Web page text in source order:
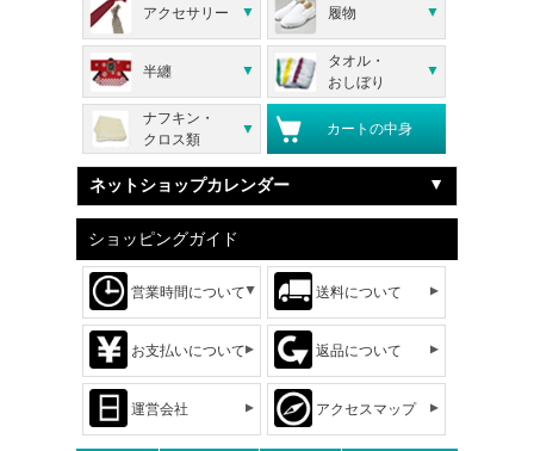
アクセサリー 履物
半纏
タオル・
おしぼり
ナフキン・
クロス類
カートの中身
ネットショップカレンダー
ショッピングガイド
営業時間について 送料について
お支払いについて 返品について
運営会社 アクセスマップ